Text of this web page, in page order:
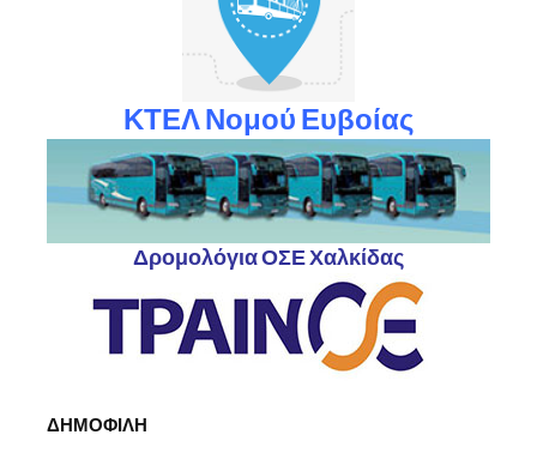
ΚΤΕΛ Νομού Ευβοίας
Δρομολόγια ΟΣΕ Χαλκίδας
ΔΗΜΟΦΙΛΗ